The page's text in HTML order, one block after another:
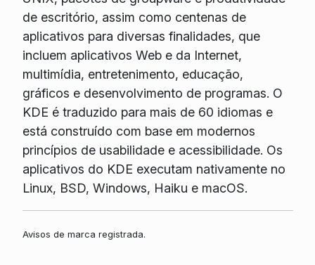
de escritório, assim como centenas de
aplicativos para diversas finalidades, que
incluem aplicativos Web e da Internet,
multimídia, entretenimento, educação,
gráficos e desenvolvimento de programas. O
KDE é traduzido para mais de 60 idiomas e
está construído com base em modernos
princípios de usabilidade e acessibilidade. Os
aplicativos do KDE executam nativamente no
Linux, BSD, Windows, Haiku e macOS.
Avisos de marca registrada.